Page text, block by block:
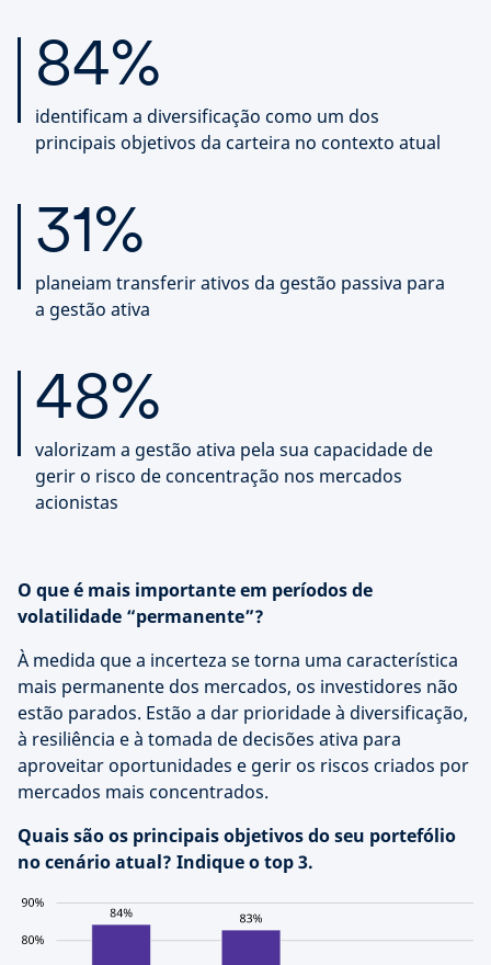
84%
identificam a diversificação como um dos
principais objetivos da carteira no contexto atual
31%
planeiam transferir ativos da gestão passiva para
a gestão ativa
48%
valorizam a gestão ativa pela sua capacidade de
gerir o risco de concentração nos mercados
acionistas
O que é mais importante em períodos de
volatilidade “permanente”?
À medida que a incerteza se torna uma característica
mais permanente dos mercados, os investidores não
estão parados. Estão a dar prioridade à diversificação,
à resiliência e à tomada de decisões ativa para
aproveitar oportunidades e gerir os riscos criados por
mercados mais concentrados.
Quais são os principais objetivos do seu portefólio
no cenário atual? Indique o top 3.